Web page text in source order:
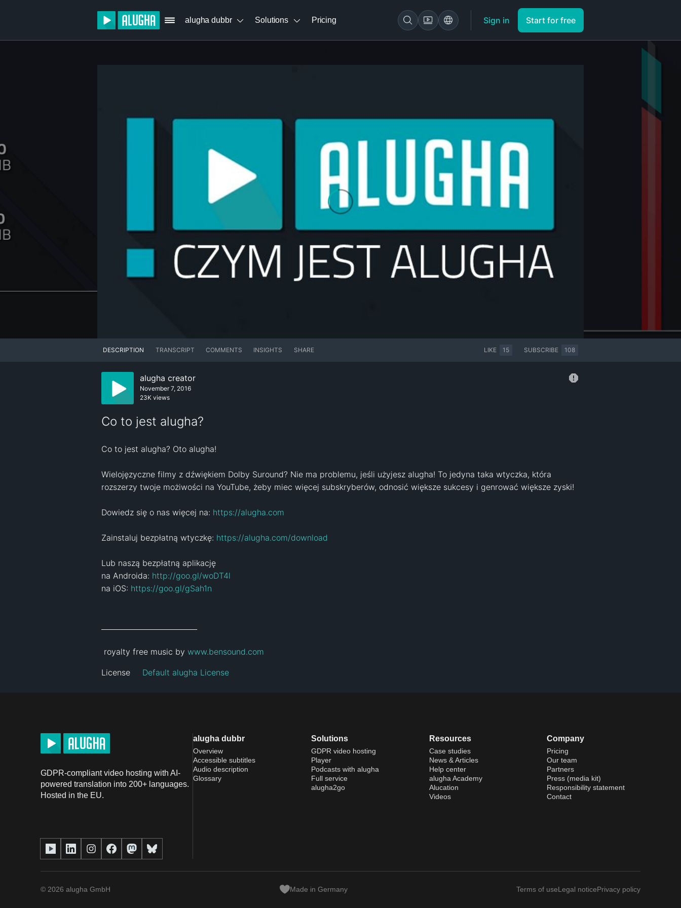
alugha dubbr Solutions Pricing Sign in Start for free
DESCRIPTION TRANSCRIPT COMMENTS INSIGHTS SHARE LIKE 15 SUBSCRIBE 108
alugha creator
November 7, 2016
23K views
Co to jest alugha?
Co to jest alugha? Oto alugha!
Wielojęzyczne filmy z dźwiękiem Dolby Suround? Nie ma problemu, jeśli użyjesz alugha! To jedyna taka wtyczka, która
rozszerzy twoje możiwości na YouTube, żeby miec więcej subskryberów, odnosić większe sukcesy i genrować większe zyski!
Dowiedz się o nas więcej na: https://alugha.com
Zainstaluj bezpłatną wtyczkę: https://alugha.com/download
Lub naszą bezpłatną aplikację
na Androida: http://goo.gl/woDT4l
na iOS: https://goo.gl/gSah1n
royalty free music by www.bensound.com
License Default alugha License
GDPR-compliant video hosting with AI-
powered translation into 200+ languages.
Hosted in the EU.
alugha dubbr
Overview
Accessible subtitles
Audio description
Glossary
Solutions
GDPR video hosting
Player
Podcasts with alugha
Full service
alugha2go
Resources
Case studies
News & Articles
Help center
alugha Academy
Alucation
Videos
Company
Pricing
Our team
Partners
Press (media kit)
Responsibility statement
Contact
© 2026 alugha GmbH Made in Germany Terms of useLegal noticePrivacy policy